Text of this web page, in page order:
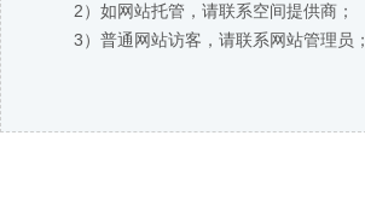
2）如网站托管，请联系空间提供商；
3）普通网站访客，请联系网站管理员；